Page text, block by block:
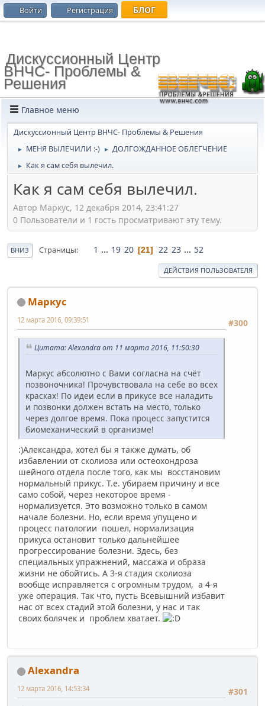
Войти Регистрация БЛОГ
Дискуссионный Центр
ВНЧС- Проблемы &
Решения
Главное меню
Дискуссионный Центр ВНЧС- Проблемы & Решения
► МЕНЯ ВЫЛЕЧИЛИ :-) ► ДОЛГОЖДАННОЕ ОБЛЕГЧЕНИЕ
► Как я сам себя вылечил.
Как я сам себя вылечил.
Автор Маркус, 12 декабря 2014, 23:41:27
0 Пользователи и 1 гость просматривают эту тему.
ВНИЗ Страницы 1 ... 19 20 21 22 23 ... 52
ДЕЙСТВИЯ ПОЛЬЗОВАТЕЛЯ
Маркус
#300
12 марта 2016, 09:39:51
Цитата: Alexandra от 11 марта 2016, 11:50:30
Маркус абсолютно с Вами согласна на счёт
позвоночника! Прочувствовала на себе во всех
красках! По идеи если в прикусе все наладить
и позвонки должен встать на место, только
через долгое время. Пока процесс запустится
биомеханический в организме!
:)Александра, хотел бы я также думать, об
избавлении от сколиоза или остеохондроза
шейного отдела после того, как мы восстановим
нормальный прикус. Т.е. убираем причину и все
само собой, через некоторое время -
нормализуется. Это возможно только в самом
начале болезни. Но, если время упущено и
процесс патологии пошел, нормализация
прикуса остановит только дальнейшее
прогрессирование болезни. Здесь, без
специальных упражнений, массажа и образа
жизни не обойтись. А 3-я стадия сколиоза
вообще исправляется с огромным трудом, а 4-я
уже операция. Так что, пусть Всевышний избавит
нас от всех стадий этой болезни, у нас и так
своих болячек и проблем хватает.
Alexandra
#301
12 марта 2016, 14:53:34